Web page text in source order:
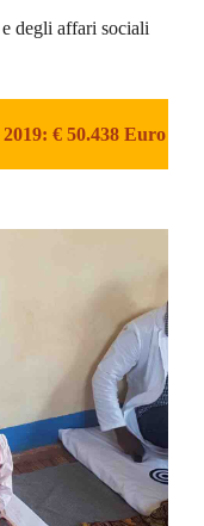
degli affari sociali
€ 50.438 Euro